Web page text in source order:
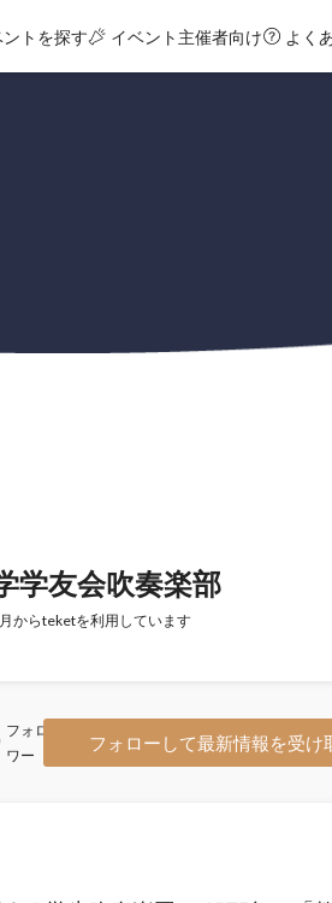
ントを探す イベント主催者向け よく
学友会吹奏楽部
からteketを利用しています
フォロ
ワー
フォローして最新情報を受け